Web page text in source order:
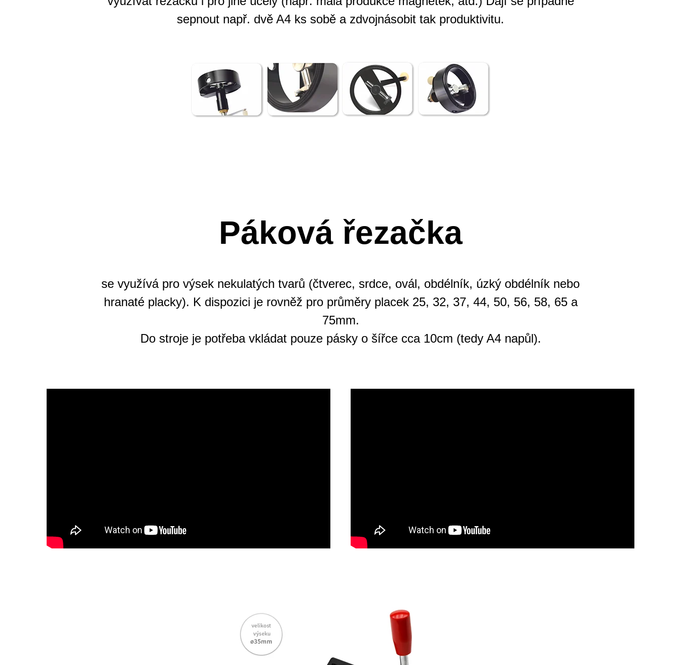
sepnout např. dvě A4 ks sobě a zdvojnásobit tak produktivitu.
Páková řezačka
se využívá pro výsek nekulatých tvarů (čtverec, srdce, ovál, obdélník, úzký obdélník nebo
hranaté placky). K dispozici je rovněž pro průměry placek 25, 32, 37, 44, 50, 56, 58, 65 a
75mm.
Do stroje je potřeba vkládat pouze pásky o šířce cca 10cm (tedy A4 napůl).